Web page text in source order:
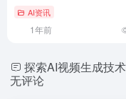
AI资讯
1年前
探索AI视频生成技
无评论